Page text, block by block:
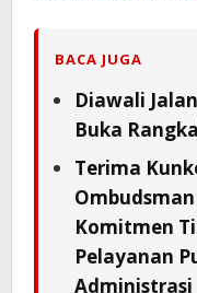
BACA JUGA
Diawali
Buka
Terima
Komitmen
Pelayanan
Administrasi